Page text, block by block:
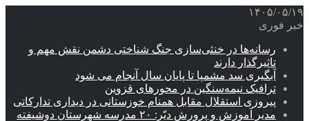
۱۴۰۵/۰۵/۱۹
خبر فوری
رسانه‌ها در خنثی‌سازی جنگ شناختی دشمن نقش‌ مهم و
تاثیرگذار دارند
آبگیری سد مشمپا تا پایان سال آنجام می شود
ترافیک نیمه‌سنگین در محورهای قزوین
پیروزی استقلال مقابل همنام خوزستانی در دیداری تدارکاتی
مدیر آموزش و پرورش دیّر: ۲۰ مدرسه شهرستان دوشیفته